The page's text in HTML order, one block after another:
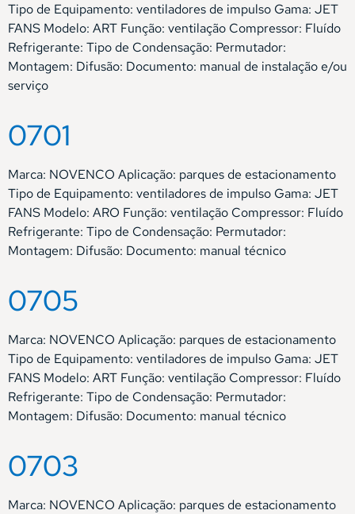
Tipo de Equipamento: ventiladores de impulso Gama: JET
FANS Modelo: ART Função: ventilação Compressor: Fluído
Refrigerante: Tipo de Condensação: Permutador:
Montagem: Difusão: Documento: manual de instalação e/ou
serviço
0701
Marca: NOVENCO Aplicação: parques de estacionamento
Tipo de Equipamento: ventiladores de impulso Gama: JET
FANS Modelo: ARO Função: ventilação Compressor: Fluído
Refrigerante: Tipo de Condensação: Permutador:
Montagem: Difusão: Documento: manual técnico
0705
Marca: NOVENCO Aplicação: parques de estacionamento
Tipo de Equipamento: ventiladores de impulso Gama: JET
FANS Modelo: ART Função: ventilação Compressor: Fluído
Refrigerante: Tipo de Condensação: Permutador:
Montagem: Difusão: Documento: manual técnico
0703
Marca: NOVENCO Aplicação: parques de estacionamento